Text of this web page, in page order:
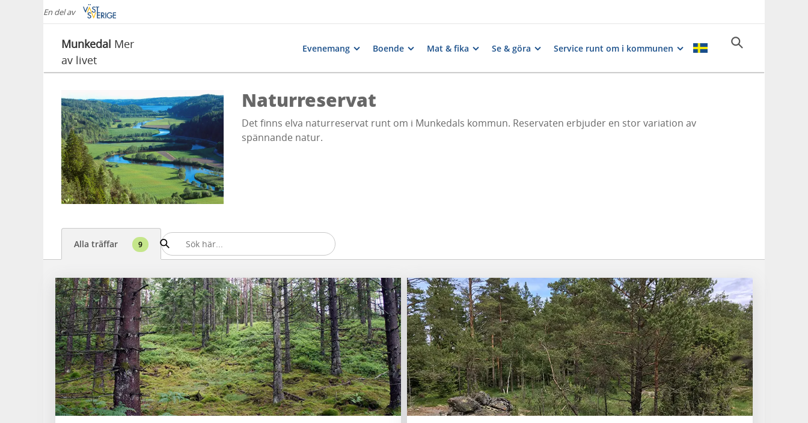
En del av
Munkedal Mer
av livet
Evenemang Boende Mat & fika Se & göra Service runt om i kommunen
Naturreservat
Det finns elva naturreservat runt om i Munkedals kommun. Reservaten erbjuder en stor variation av
spännande natur.
Alla träffar 9